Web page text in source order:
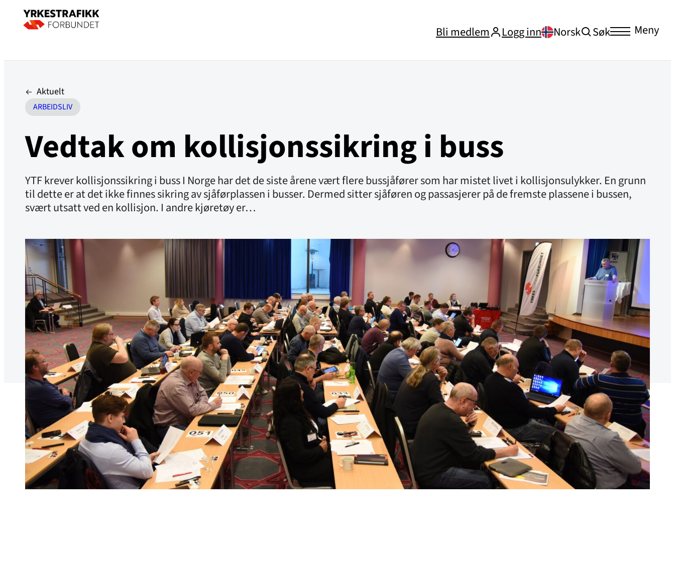
Bli medlem Logg inn Norsk Søk Meny
Aktuelt
ARBEIDSLIV
Vedtak om kollisjonssikring i buss
YTF krever kollisjonssikring i buss I Norge har det de siste årene vært flere bussjåfører som har mistet livet i kollisjonsulykker. En grunn
til dette er at det ikke finnes sikring av sjåførplassen i busser. Dermed sitter sjåføren og passasjerer på de fremste plassene i bussen,
svært utsatt ved en kollisjon. I andre kjøretøy er…